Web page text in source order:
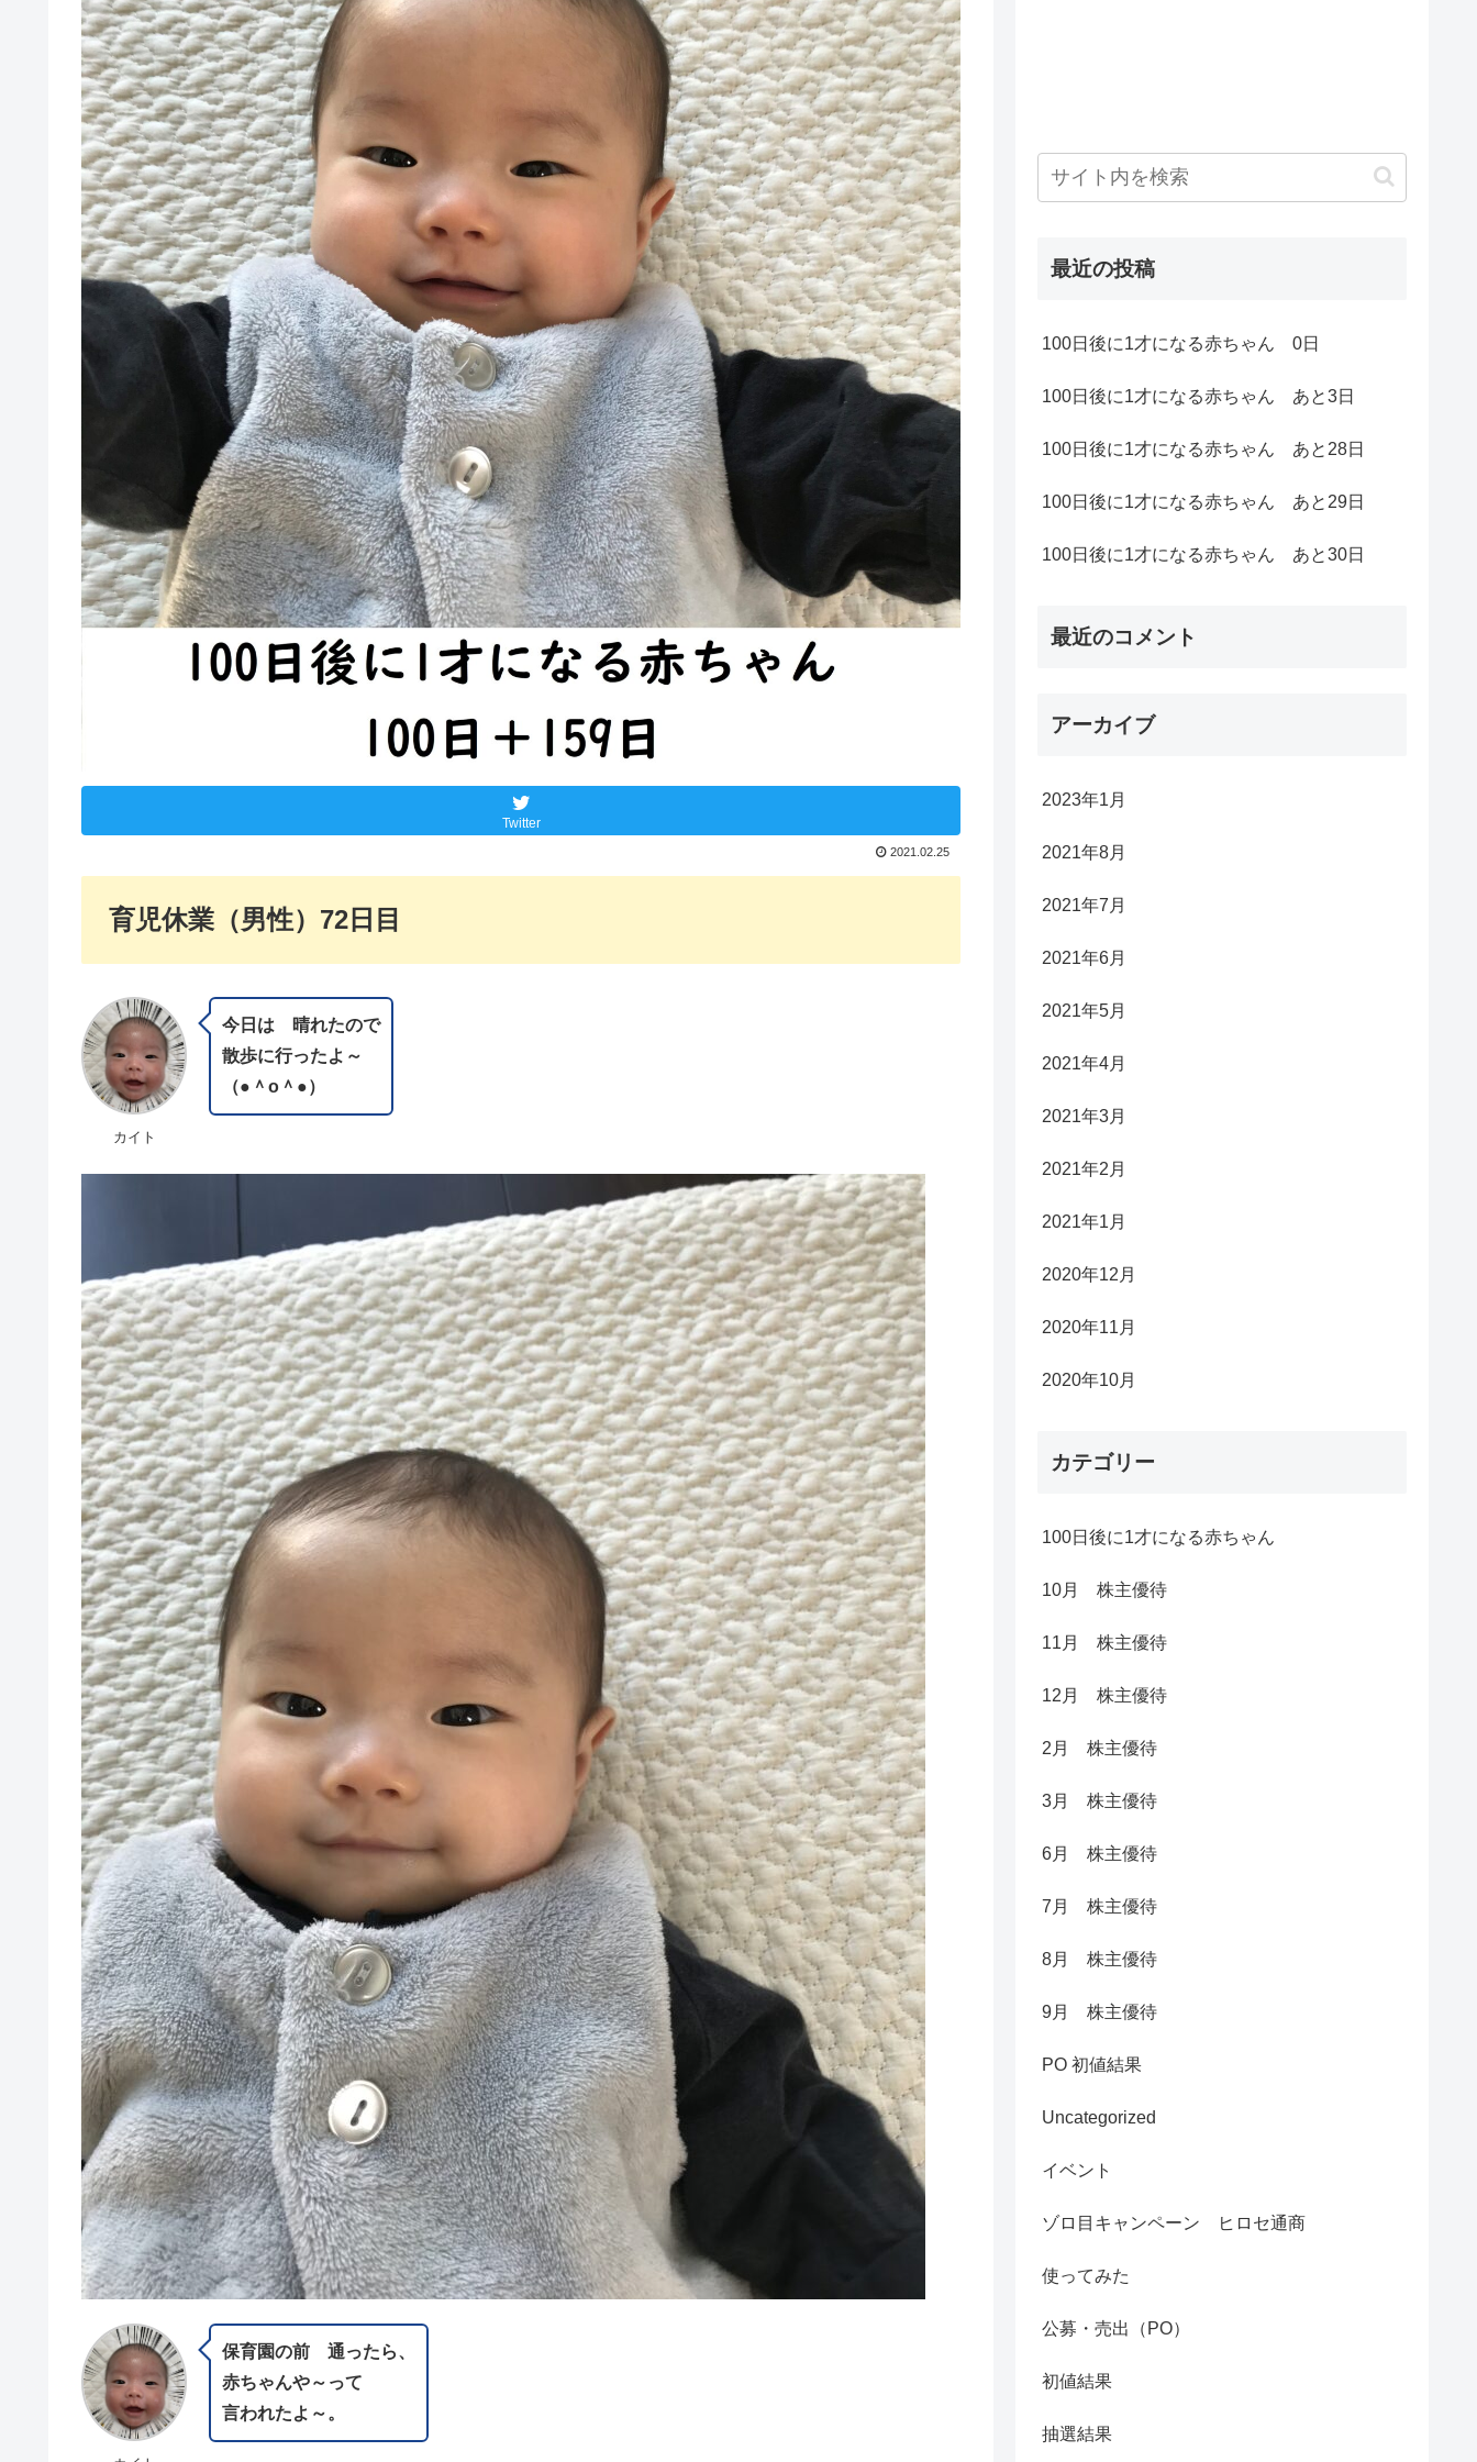
Twitter
2021.02.25
育児休業（男性）72日目
カイト
今日は 晴れたので
散歩に行ったよ～
（●＾o＾●）
保育園の前 通ったら、
赤ちゃんや～って
言われたよ～。
最近の投稿
100日後に1才になる赤ちゃん 0日
100日後に1才になる赤ちゃん あと3日
100日後に1才になる赤ちゃん あと28日
100日後に1才になる赤ちゃん あと29日
100日後に1才になる赤ちゃん あと30日
最近のコメント
アーカイブ
2023年1月
2021年8月
2021年7月
2021年6月
2021年5月
2021年4月
2021年3月
2021年2月
2021年1月
2020年12月
2020年11月
2020年10月
カテゴリー
100日後に1才になる赤ちゃん
10月 株主優待
11月 株主優待
12月 株主優待
2月 株主優待
3月 株主優待
6月 株主優待
7月 株主優待
8月 株主優待
9月 株主優待
PO 初値結果
Uncategorized
イベント
ゾロ目キャンペーン ヒロセ通商
使ってみた
公募・売出（PO）
初値結果
抽選結果